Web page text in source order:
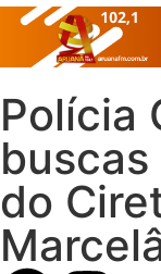
Polícia
do